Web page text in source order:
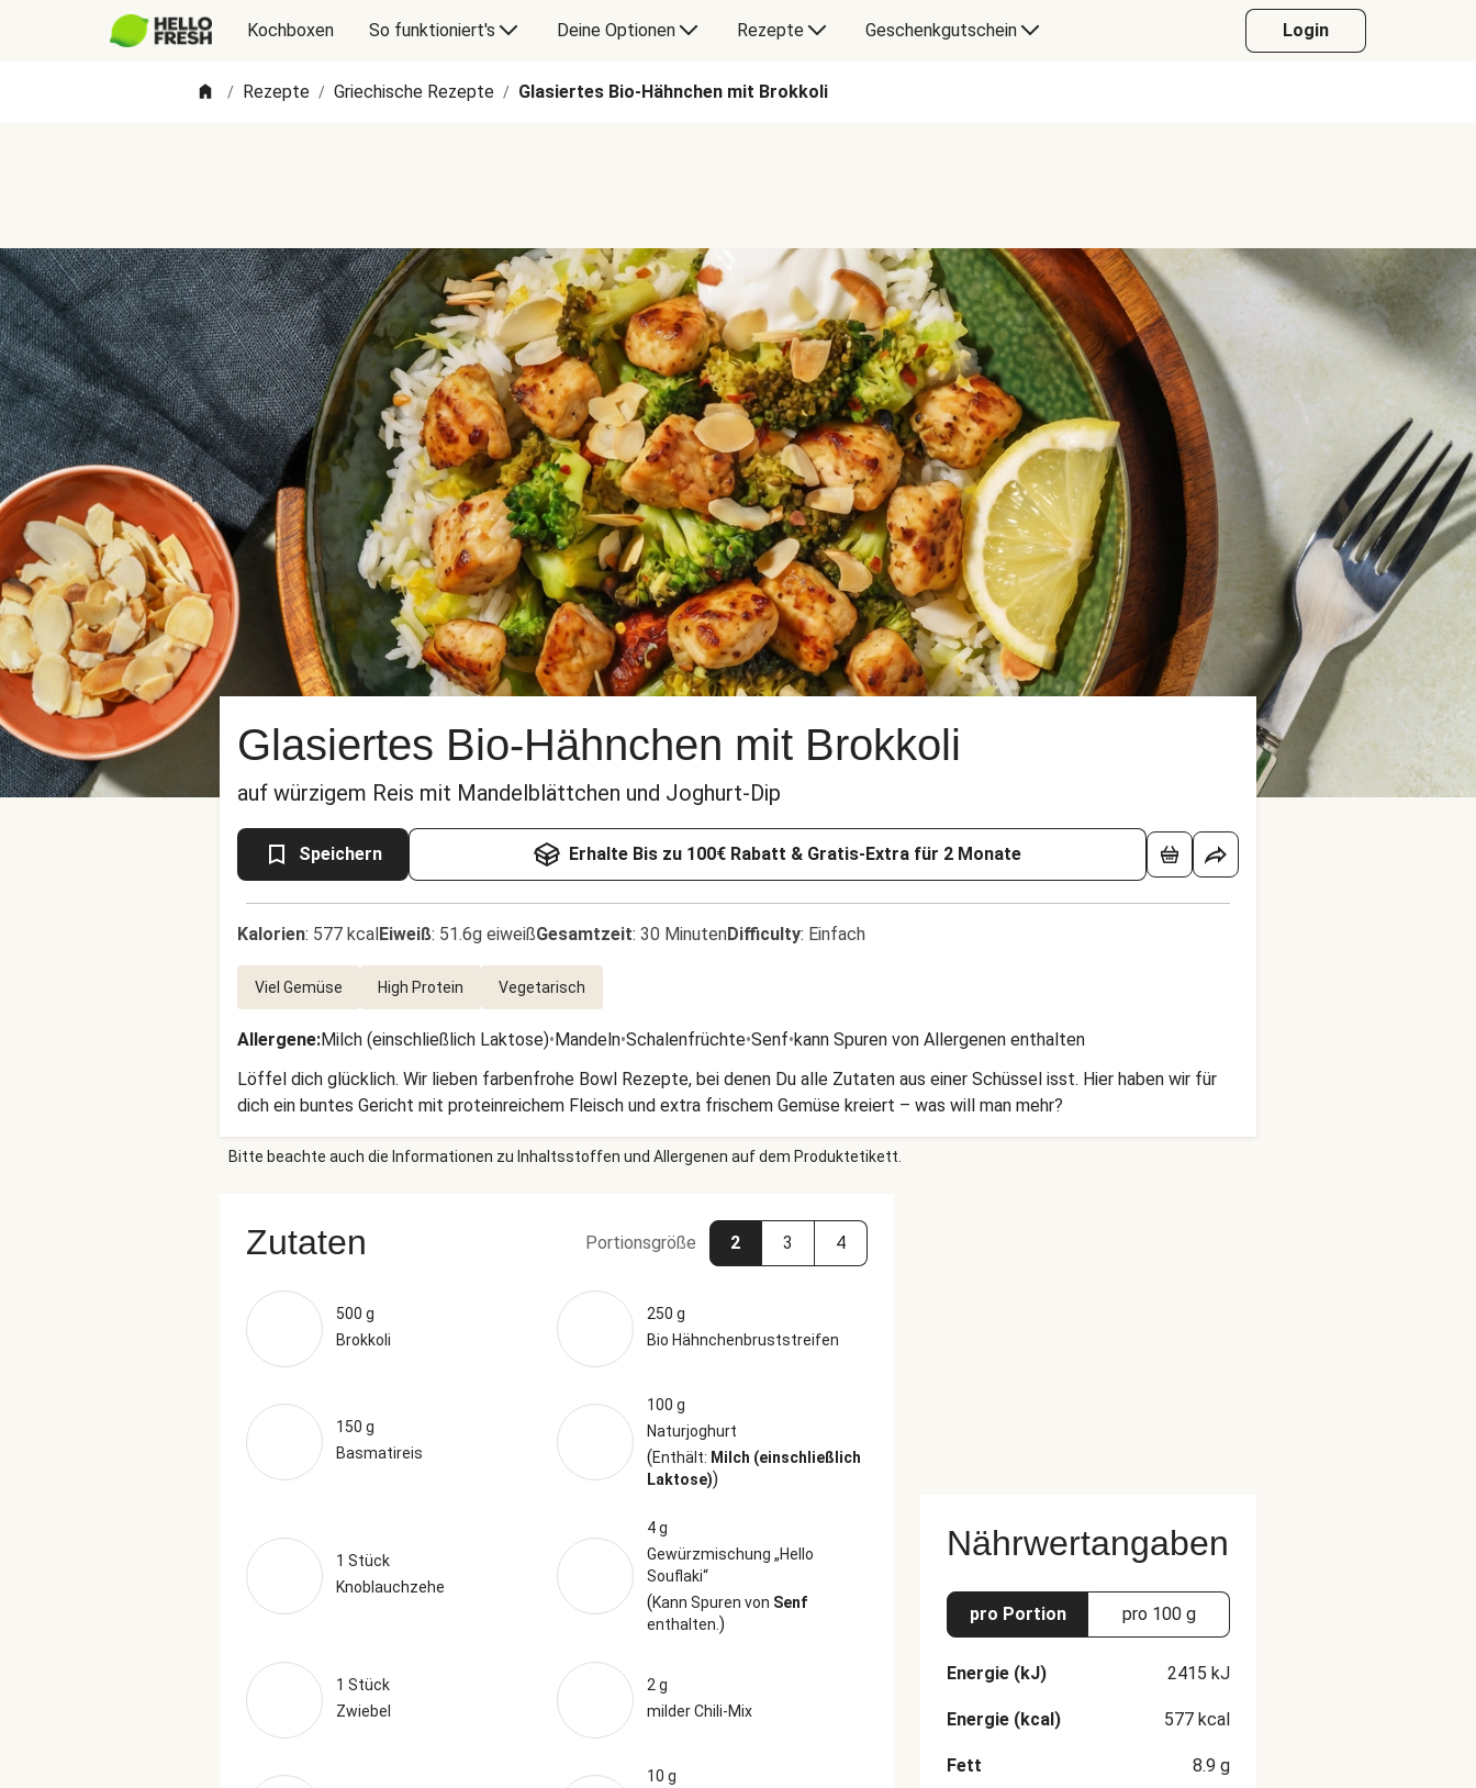
Kochboxen So funktioniert's Deine Optionen Rezepte Geschenkgutschein Login
/ Rezepte / Griechische Rezepte / Glasiertes Bio-Hähnchen mit Brokkoli
Glasiertes Bio-Hähnchen mit Brokkoli
auf würzigem Reis mit Mandelblättchen und Joghurt-Dip
Speichern Erhalte Bis zu 100€ Rabatt & Gratis-Extra für 2 Monate
Kalorien: 577 kcalEiweiß: 51.6g eiweißGesamtzeit: 30 MinutenDifficulty: Einfach
Viel Gemüse High Protein Vegetarisch
Allergene:Milch (einschließlich Laktose)•Mandeln•Schalenfrüchte•Senf•kann Spuren von Allergenen enthalten
Löffel dich glücklich. Wir lieben farbenfrohe Bowl Rezepte, bei denen Du alle Zutaten aus einer Schüssel isst. Hier haben wir für
dich ein buntes Gericht mit proteinreichem Fleisch und extra frischem Gemüse kreiert – was will man mehr?
Bitte beachte auch die Informationen zu Inhaltsstoffen und Allergenen auf dem Produktetikett.
Zutaten Portionsgröße 2 3 4
500 g
Brokkoli
250 g
Bio Hähnchenbruststreifen
150 g
Basmatireis
100 g
Naturjoghurt
(Enthält: Milch (einschließlich
Laktose))
1 Stück
Knoblauchzehe
4 g
Gewürzmischung „Hello
Souflaki“
(Kann Spuren von Senf
enthalten. )
1 Stück
Zwiebel
2 g
milder Chili-Mix
10 g
Nährwertangaben
pro Portion pro 100 g
Energie (kJ) 2415 kJ
Energie (kcal) 577 kcal
Fett 8.9 g